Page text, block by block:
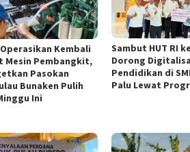
Kembali
Mesin Pembangkit,
Pasokan
Bunaken Pulih
Ini
Sambut HUT RI
Dorong
Pendidikan di
Palu Lewat